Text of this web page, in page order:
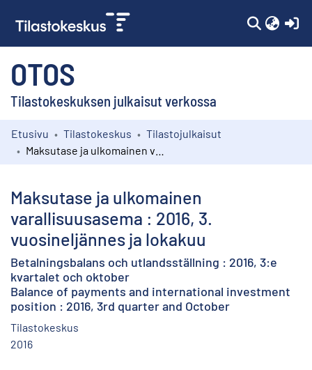
OTOS
Tilastokeskuksen julkaisut verkossa
Kokoelmat
Etusivu Tilastokeskus
Tilastojulkaisut
Maksutase ja ulkomainen
varallisuusasema : 2016, 3.
vuosineljännes ja lokakuu
Betalningsbalans och utlandsställning : 2016, 3:e
kvartalet och oktober
Balance of payments and international investment
position : 2016, 3rd quarter and October
Tilastokeskus
2016